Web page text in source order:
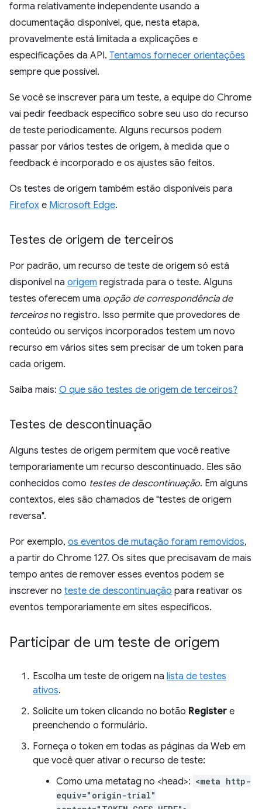
forma relativamente independente usando a
documentação disponível, que, nesta etapa,
provavelmente está limitada a explicações e
especificações da API. Tentamos fornecer orientações
sempre que possível.
Se você se inscrever para um teste, a equipe do Chrome
vai pedir feedback específico sobre seu uso do recurso
de teste periodicamente. Alguns recursos podem
passar por vários testes de origem, à medida que o
feedback é incorporado e os ajustes são feitos.
Os testes de origem também estão disponíveis para
Firefox e Microsoft Edge.
Testes de origem de terceiros
Por padrão, um recurso de teste de origem só está
disponível na origem registrada para o teste. Alguns
testes oferecem uma opção de correspondência de
terceirosno registro. Isso permite que provedores de
conteúdo ou serviços incorporados testem um novo
recurso em vários sites sem precisar de um token para
cada origem.
Saiba mais: O que são testes de origem de terceiros?
Testes de descontinuação
Alguns testes de origem permitem que você reative
temporariamente um recurso descontinuado. Eles são
conhecidos como testes de descontinuação. Em alguns
contextos, eles são chamados de "testes de origem
reversa".
Por exemplo, os eventos de mutação foram removidos,
a partir do Chrome 127. Os sites que precisavam de mais
tempo antes de remover esses eventos podem se
inscrever no teste de descontinuação para reativar os
eventos temporariamente em sites específicos.
Participar de um teste de origem
Escolha um teste de origem na lista de testes
ativos.
Solicite um token clicando no botão Register e
preenchendo o formulário.
Forneça o token em todas as páginas da Web em
que você quer ativar o recurso de teste:
Como uma metatag no <head>: <meta http-
equiv="origin-trial"